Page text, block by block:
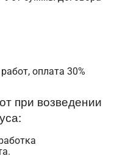
оплата 30%
при возведении